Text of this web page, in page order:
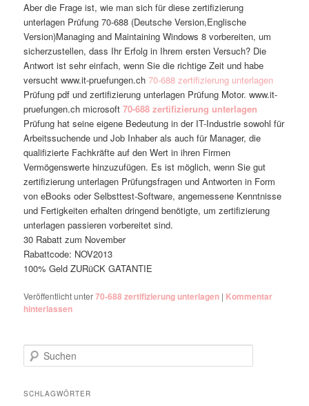
Aber die Frage ist, wie man sich für diese zertifizierung
unterlagen Prüfung 70-688 (Deutsche Version,Englische
Version)Managing and Maintaining Windows 8 vorbereiten, um
sicherzustellen, dass Ihr Erfolg in Ihrem ersten Versuch? Die
Antwort ist sehr einfach, wenn Sie die richtige Zeit und habe
versucht www.it-pruefungen.ch70-688 zertifizierung unterlagen
Prüfung pdf und zertifizierung unterlagen Prüfung Motor. www.it-
pruefungen.ch microsoft70-688 zertifizierung unterlagen
Prüfung hat seine eigene Bedeutung in der IT-Industrie sowohl für
Arbeitssuchende und Job Inhaber als auch für Manager, die
qualifizierte Fachkräfte auf den Wert in ihren Firmen
Vermögenswerte hinzuzufügen. Es ist möglich, wenn Sie gut
zertifizierung unterlagen Prüfungsfragen und Antworten in Form
von eBooks oder Selbsttest-Software, angemessene Kenntnisse
und Fertigkeiten erhalten dringend benötigte, um zertifizierung
unterlagen passieren vorbereitet sind.
30 Rabatt zum November
Rabattcode: NOV2013
100% Geld ZURüCK GATANTIE
Veröffentlicht unter70-688 zertifizierung unterlagen | Kommentar
hinterlassen
Suchen
SCHLAGWÖRTER